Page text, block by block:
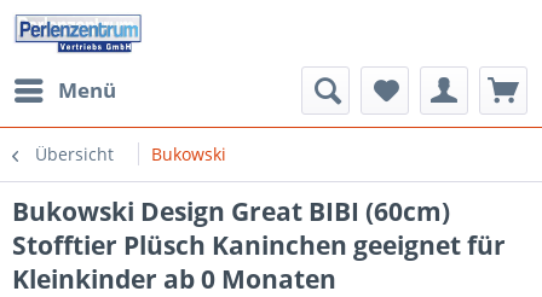
Menü
Übersicht Bukowski
Bukowski Design Great BIBI (60cm)
Stofftier Plüsch Kaninchen geeignet für
Kleinkinder ab 0 Monaten